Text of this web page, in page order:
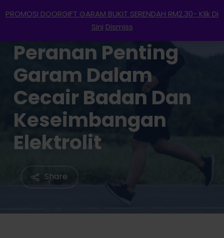
PROMOSI DOORGIFT GARAM BUKIT SERENDAH RM2.30- Klik Di
Sini Dismiss
to
contentPeranan Penting
Garam Dalam
Cecair Badan Dan
Keseimbangan
Elektrolit
Share